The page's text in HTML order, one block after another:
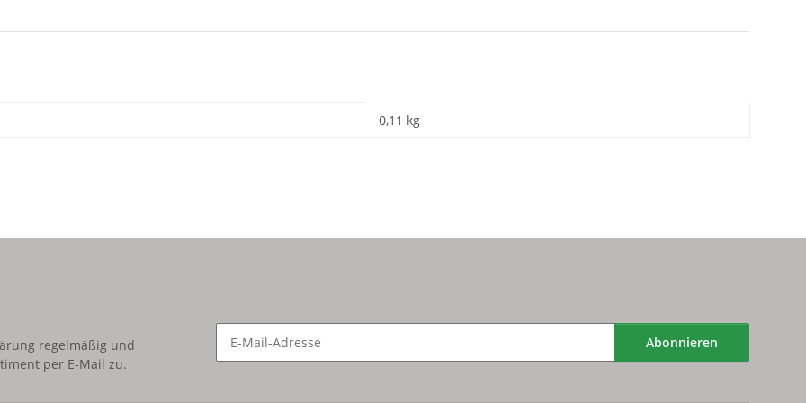
0,11 kg
regelmäßig und
per E-Mail zu.
Abonnieren